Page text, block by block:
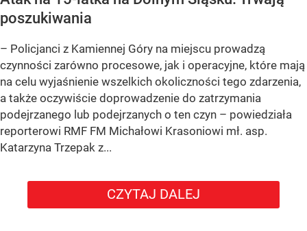
poszukiwania
– Policjanci z Kamiennej Góry na miejscu prowadzą
czynności zarówno procesowe, jak i operacyjne, które mają
na celu wyjaśnienie wszelkich okoliczności tego zdarzenia,
a także oczywiście doprowadzenie do zatrzymania
podejrzanego lub podejrzanych o ten czyn – powiedziała
reporterowi RMF FM Michałowi Krasoniowi mł. asp.
Katarzyna Trzepak z...
CZYTAJ DALEJ